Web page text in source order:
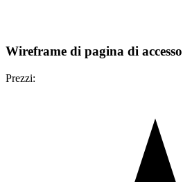
Wireframe di pagina di accesso
Prezzi: